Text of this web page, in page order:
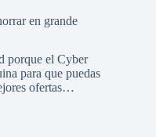
en grande
porque el Cyber
para que puedas
ofertas…